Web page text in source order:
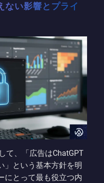
ない影響とプライ
て、「広告はChatGPT
」という基本方針を明
にとって最も役立つ内